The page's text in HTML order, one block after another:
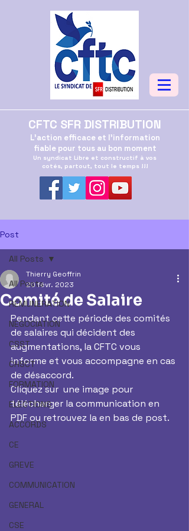
CFTC SFR DISTRIBUTION
L'action efficace et l'information
fiable pour tous au bon moment
Un syndicat Libre et constructif à vos
cotés, partout, tout le temps !!!
Post
All Posts
REMUNERATION
NEGOCIATION
CSST
CHSCT
FORMATION
ELECTIONS
ACCORDS
CE
GREVE
COMMUNICATION
GENERAL
CSE
All Posts
Comité de Salaire
Thierry Geoffrin
20 févr. 2023
Pendant cette période des comités
de salaires qui décident des
augmentations, la CFTC vous
informe et vous accompagne en cas
de désaccord.
Cliquez sur  une image pour
télécharger la communication en
PDF ou retrouvez la en bas de post.